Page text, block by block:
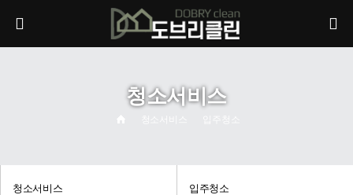
청소서비스
청소서비스 입주청소